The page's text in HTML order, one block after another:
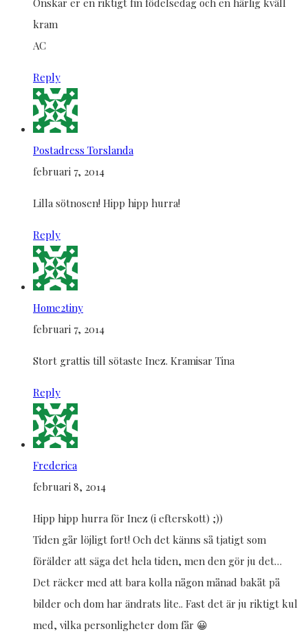
kram
AC
Reply
Postadress Torslanda
februari 7, 2014
Lilla sötnosen! Hipp hipp hurra!
Reply
Home2tiny
februari 7, 2014
Stort grattis till sötaste Inez. Kramisar Tina
Reply
Frederica
februari 8, 2014
Hipp hipp hurra för Inez (i efterskott) ;))
Tiden går löjligt fort! Och det känns så tjatigt som
förälder att säga det hela tiden, men den gör ju det…
Det räcker med att bara kolla någon månad bakåt på
bilder och dom har ändrats lite.. Fast det är ju riktigt kul
med, vilka personligheter dom får 😀